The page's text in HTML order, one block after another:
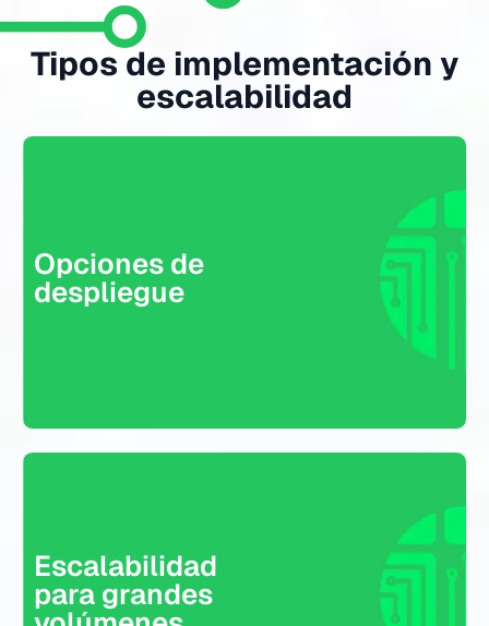
Tipos de implementación y
escalabilidad
Opciones de
despliegue
máquina virtual o servicio cloud, adaptándose a los
requerimientos de seguridad y almacenamiento de cada
empresa.
Escalabilidad
para grandes
Escalabilidad
para grandes
Integración nativa
con Fortinet